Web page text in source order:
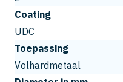
Coating
UDC
Toepassing
Volhardmetaal